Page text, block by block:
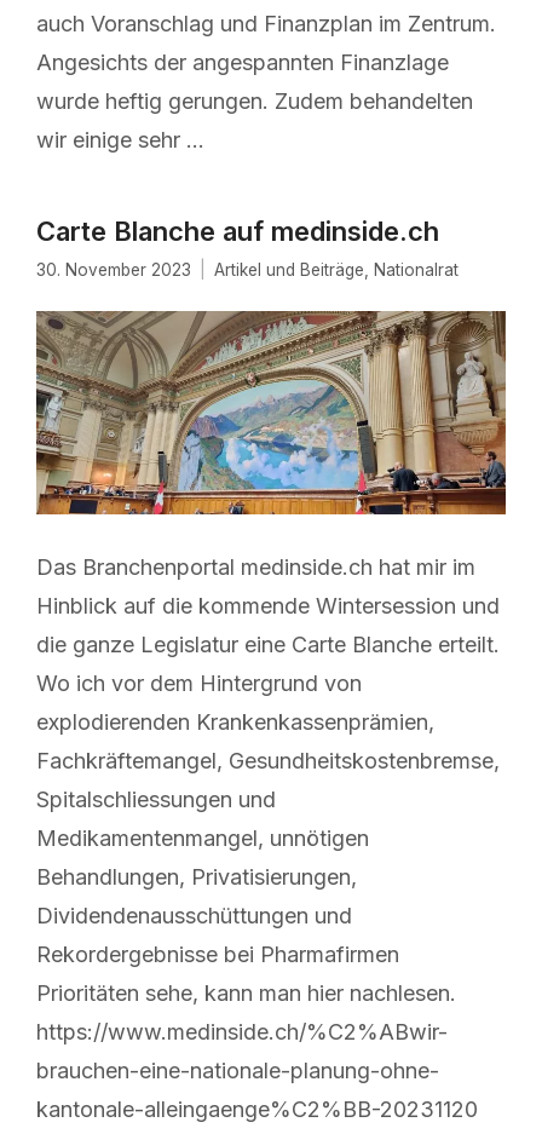
auch Voranschlag und Finanzplan im Zentrum.
Angesichts der angespannten Finanzlage
wurde heftig gerungen. Zudem behandelten
wir einige sehr …
Carte Blanche auf medinside.ch
30. November 2023 Artikel und Beiträge Nationalrat
Das Branchenportal medinside.ch hat mir im
Hinblick auf die kommende Wintersession und
die ganze Legislatur eine Carte Blanche erteilt.
Wo ich vor dem Hintergrund von
explodierenden Krankenkassenprämien,
Fachkräftemangel, Gesundheitskostenbremse,
Spitalschliessungen und
Medikamentenmangel, unnötigen
Behandlungen, Privatisierungen,
Dividendenausschüttungen und
Rekordergebnisse bei Pharmafirmen
Prioritäten sehe, kann man hier nachlesen.
https://www.medinside.ch/%C2%ABwir-
brauchen-eine-nationale-planung-ohne-
kantonale-alleingaenge%C2%BB-20231120